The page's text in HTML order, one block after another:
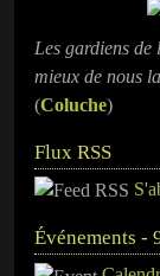
Les gardiens
mieux de nous
(Coluche)
Flux RSS
Événements -